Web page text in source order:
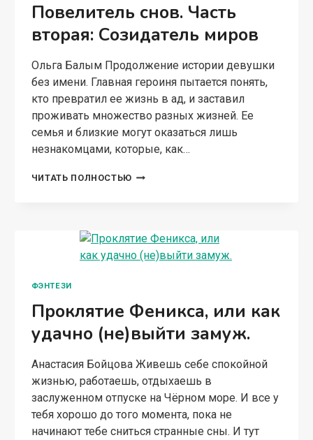
Повелитель снов. Часть
вторая: Созидатель миров
Ольга Балым Продолжение истории девушки
без имени. Главная героиня пытается понять,
кто превратил ее жизнь в ад, и заставил
проживать множество разных жизней. Ее
семья и близкие могут оказаться лишь
незнакомцами, которые, как…
ЧИТАТЬ ПОЛНОСТЬЮ ПОВЕЛИТЕЛЬ
МИРОВ
ФЭНТЕЗИ
Проклятие Феникса, или как
удачно (не)выйти замуж.
Анастасия Бойцова Живешь себе спокойной
жизнью, работаешь, отдыхаешь в
заслуженном отпуске на Чёрном море. И все у
тебя хорошо до того момента, пока не
начинают тебе сниться странные сны. И тут